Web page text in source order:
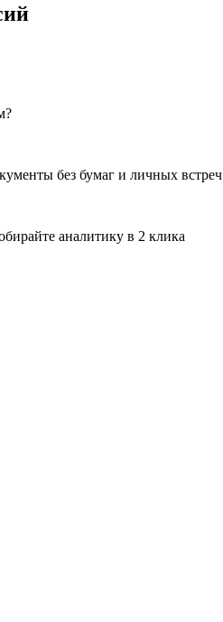
без бумаг и личных встреч
аналитику в 2 клика